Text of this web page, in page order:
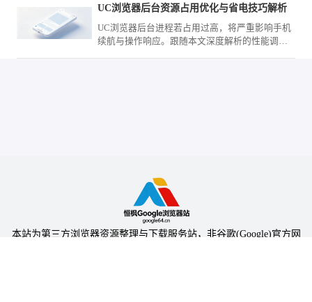
UC浏览器后台资源占用优化与省电技巧解析
UC浏览器后台进程若占用过高，将严重影响手机
续航与操作响应。跟随本文深度解析的性能调优
本站为第三方浏览器资源整理与下载服务站，非谷歌(Google)官方网